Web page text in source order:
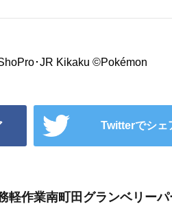
･JR Kikaku ©Pokémon
Twitterでシェ
軽作業南町田グランベリーパ